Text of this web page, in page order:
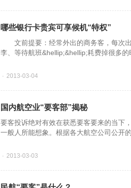
哪些银行卡贵宾可享候机“特权”
文前提要：经常外出的商务客，每次出
李、等待航班&hellip;&hellip;耗费掉很多
2013-03-04
国内航空业“要客部”揭秘
要客投诉绝对有效在获悉要客要来的当下
一般人所能想象。根据各大航空公司公开
2013-03-03